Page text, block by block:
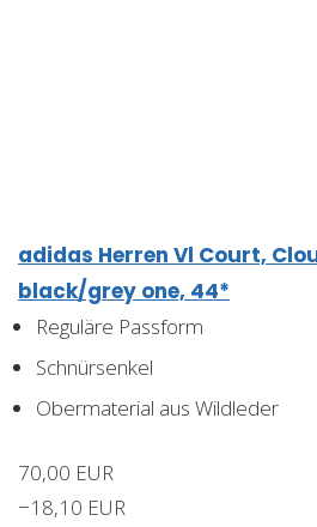
adidas Herren Vl Court,
black/grey one, 44*
Reguläre Passform
Schnürsenkel
Obermaterial aus Wildleder
70,00 EUR
−18,10 EUR